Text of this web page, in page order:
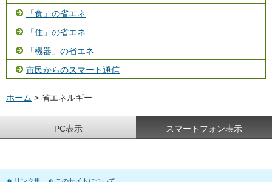
「食」の省エネ
「住」の省エネ
「機器」の省エネ
市民からのスマート通信
ホーム > 省エネルギー
PC表示 スマートフォン表示
リンク集 このサイトについて